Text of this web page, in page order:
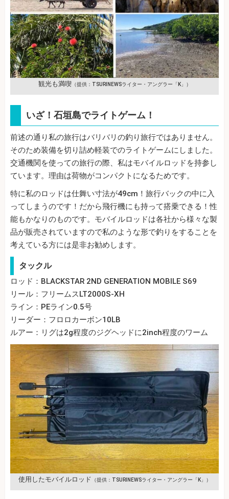
観光も満喫（提供：TSURINEWSライター・アングラー「K」）
いざ！石垣島でライトゲーム！
前述の通り私の旅行はバリバリの釣り旅行ではありません。
そのため装備を切り詰め軽装でのライトゲームにしました。
交通機関を使っての旅行の際、私はモバイルロッドを持参し
ています。理由は荷物がコンパクトになるためです。
特に私のロッドは仕舞い寸法が49cm！旅行バックの中に入
ってしまうのです！だから飛行機にも持って搭乗できる！性
能もかなりのものです。モバイルロッドは各社から様々な製
品が販売されていますので私のような形で釣りをすることを
考えている方には是非お勧めします。
タックル
ロッド：BLACKSTAR 2ND GENERATION MOBILE S69
リール：フリームスLT2000S-XH
ライン：PEライン0.5号
リーダー：フロロカーボン10LB
ルアー：リグは2g程度のジグヘッドに2inch程度のワーム
使用したモバイルロッド （提供：TSURINEWSライター・アングラー「K」）